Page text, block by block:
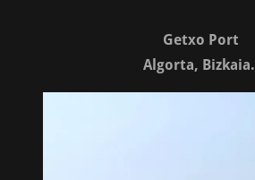
Getxo Port
Algorta, Bizkaia.